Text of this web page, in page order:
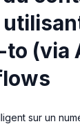
(via
sur un